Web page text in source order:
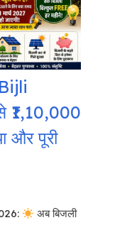
₹1,10,000
और पूरी
अब बिजली